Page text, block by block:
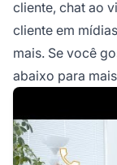
cliente, chat ao
cliente em
mais. Se você
abaixo para